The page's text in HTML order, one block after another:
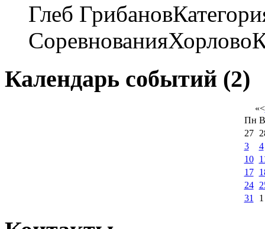
Глеб
Календарь событий (2)
«<
Пн
27
3
4
10
17
24
31
1